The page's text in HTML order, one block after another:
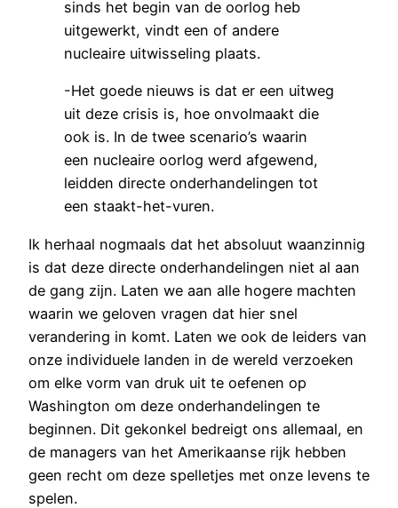
sinds het begin van de oorlog heb
uitgewerkt, vindt een of andere
nucleaire uitwisseling plaats.
-Het goede nieuws is dat er een uitweg
uit deze crisis is, hoe onvolmaakt die
ook is. In de twee scenario’s waarin
een nucleaire oorlog werd afgewend,
leidden directe onderhandelingen tot
een staakt-het-vuren.
Ik herhaal nogmaals dat het absoluut waanzinnig
is dat deze directe onderhandelingen niet al aan
de gang zijn. Laten we aan alle hogere machten
waarin we geloven vragen dat hier snel
verandering in komt. Laten we ook de leiders van
onze individuele landen in de wereld verzoeken
om elke vorm van druk uit te oefenen op
Washington om deze onderhandelingen te
beginnen. Dit gekonkel bedreigt ons allemaal, en
de managers van het Amerikaanse rijk hebben
geen recht om deze spelletjes met onze levens te
spelen.